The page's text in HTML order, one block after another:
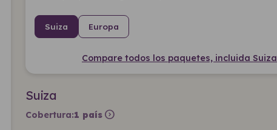
Suiza Europa
Compare todos los paquetes, incluida Suiza
Suiza
Cobertura:1 país expand_circle_right